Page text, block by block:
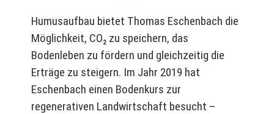
Humusaufbau bietet Thomas Eschenbach die
Möglichkeit, CO₂ zu speichern, das
Bodenleben zu fördern und gleichzeitig die
Erträge zu steigern. Im Jahr 2019 hat
Eschenbach einen Bodenkurs zur
regenerativen Landwirtschaft besucht –